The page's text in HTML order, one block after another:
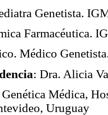
Genetista.
Farmacéutica.
Médico
: Dra. Alicia
Médica,
Uruguay